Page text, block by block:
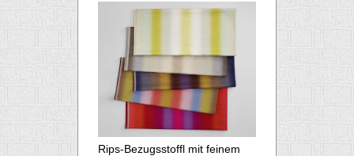
Rips-Bezugsstoffl mit feinem